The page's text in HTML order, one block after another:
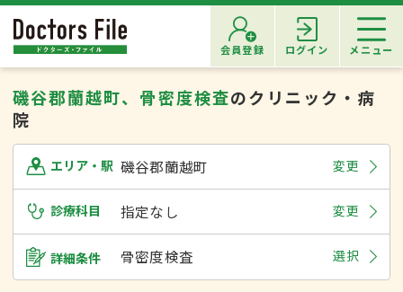
会員登録 ログイン メニュー
磯谷郡蘭越町、骨密度検査のクリニック・病
院
エリア・駅 磯谷郡蘭越町 変更
診療科目 指定なし 変更
詳細条件 骨密度検査 選択